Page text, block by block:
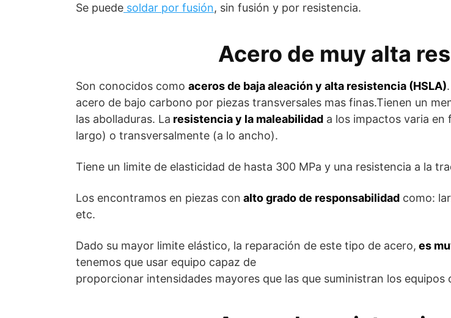
Se puede soldar por fusión, sin fusión y por resistencia.
Acero de muy alta
Son conocidos como aceros de baja aleación y alta resistencia (HSLA)
acero de bajo carbono por piezas transversales mas finas.Tienen un
las abolladuras. La resistencia y la maleabilidad a los impactos varia en
largo) o transversalmente (a lo ancho).
Tiene un limite de elasticidad de hasta 300 MPa y una resistencia a la
Los encontramos en piezas con alto grado de responsabilidad como:
etc.
Dado su mayor limite elástico, la reparación de este tipo de acero, es
tenemos que usar equipo capaz de
proporcionar intensidades mayores que las que suministran los equipos